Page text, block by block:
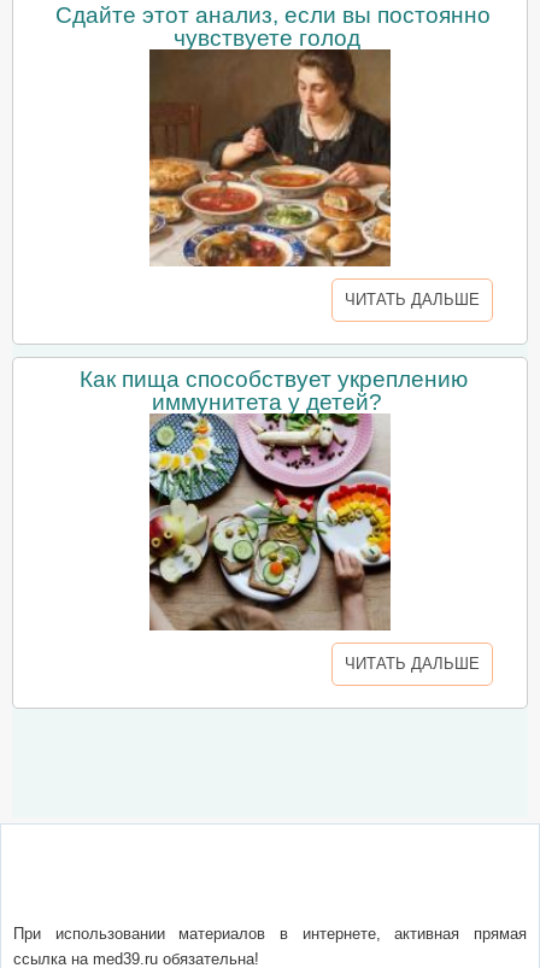
Сдайте этот анализ, если вы постоянно
чувствуете голод
ЧИТАТЬ ДАЛЬШЕ
Как пища способствует укреплению
иммунитета у детей?
ЧИТАТЬ ДАЛЬШЕ
При использовании материалов в интернете, активная прямая
ссылка на med39.ru обязательна!